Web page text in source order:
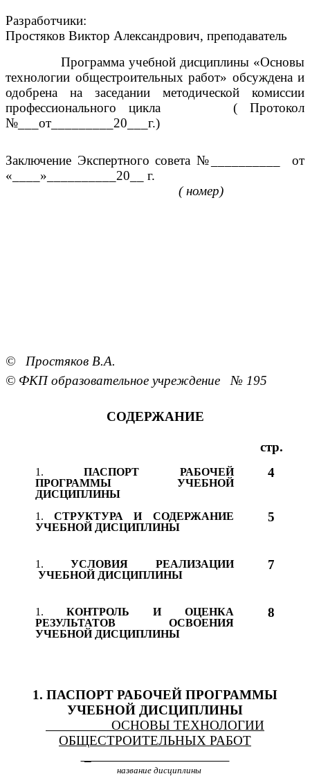
Разработчики:
Простяков Виктор Александрович, преподаватель
Программа учебной дисциплины «Основы
технологии общестроительных работ» обсуждена и
одобрена на заседании методической комиссии
профессионального цикла ( Протокол
№___от_________20___г.)
Заключение Экспертного совета №__________ от
«____»__________20__ г.
( номер)
© Простяков В.А.
© ФКП образовательное учреждение № 195
СОДЕРЖАНИЕ
стр.
ПАСПОРТ РАБОЧЕЙ
ПРОГРАММЫ УЧЕБНОЙ
ДИСЦИПЛИНЫ
4
СТРУКТУРА И СОДЕРЖАНИЕ
УЧЕБНОЙ ДИСЦИПЛИНЫ
5
УСЛОВИЯ РЕАЛИЗАЦИИ
УЧЕБНОЙ ДИСЦИПЛИНЫ
7
КОНТРОЛЬ И ОЦЕНКА
РЕЗУЛЬТАТОВ ОСВОЕНИЯ
УЧЕБНОЙ ДИСЦИПЛИНЫ
8
1. ПАСПОРТ РАБОЧЕЙ ПРОГРАММЫ
УЧЕБНОЙ ДИСЦИПЛИНЫ
ОСНОВЫ ТЕХНОЛОГИИ
ОБЩЕСТРОИТЕЛЬНЫХ РАБОТ
название дисциплины